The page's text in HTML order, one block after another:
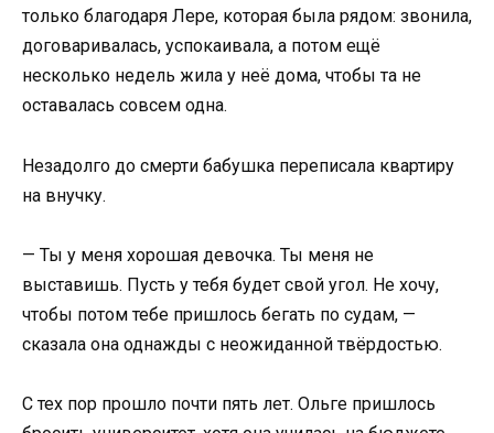
только благодаря Лере, которая была рядом: звонила,
договаривалась, успокаивала, а потом ещё
несколько недель жила у неё дома, чтобы та не
оставалась совсем одна.
Незадолго до смерти бабушка переписала квартиру
на внучку.
— Ты у меня хорошая девочка. Ты меня не
выставишь. Пусть у тебя будет свой угол. Не хочу,
чтобы потом тебе пришлось бегать по судам, —
сказала она однажды с неожиданной твёрдостью.
С тех пор прошло почти пять лет. Ольге пришлось